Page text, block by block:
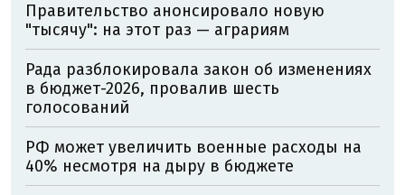
Правительство анонсировало новую
"тысячу": на этот раз — аграриям
Рада разблокировала закон об изменениях
в бюджет-2026, провалив шесть
голосований
РФ может увеличить военные расходы на
40% несмотря на дыру в бюджете